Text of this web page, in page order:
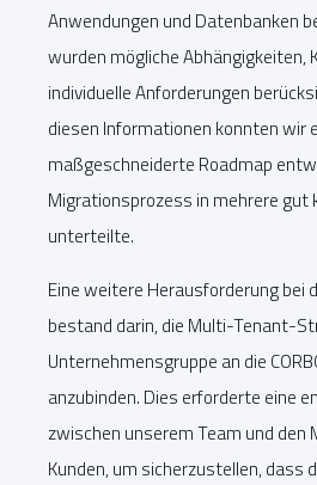
Anwendungen und Datenbanken
wurden mögliche Abhängigkeiten,
individuelle Anforderungen
diesen Informationen konnten wir
maßgeschneiderte Roadmap
Migrationsprozess in mehrere gut
unterteilte.
Eine weitere Herausforderung bei
bestand darin, die Multi-Tenant-
Unternehmensgruppe an die
anzubinden. Dies erforderte eine
zwischen unserem Team und den
Kunden, um sicherzustellen, dass